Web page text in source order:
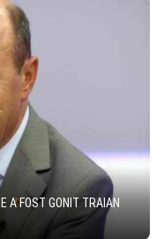
A FOST GONIT TRAIAN